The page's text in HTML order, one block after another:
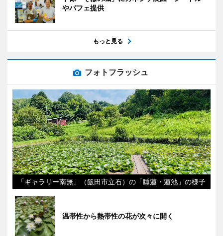
やパフェ提供
もっと見る
フォトフラッシュ
「ギャラリー南無」（飯田市立石）の「睡蓮・蓮池」の様子
温帯性から熱帯性の花が次々に開く